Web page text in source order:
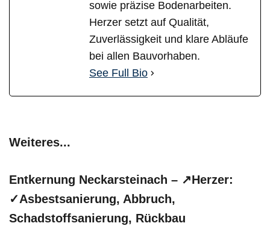
sowie präzise Bodenarbeiten.
Herzer setzt auf Qualität,
Zuverlässigkeit und klare Abläufe
bei allen Bauvorhaben.
See Full Bio
Weiteres...
Entkernung Neckarsteinach – ↗️Herzer:
✓Asbestsanierung, Abbruch,
Schadstoffsanierung, Rückbau